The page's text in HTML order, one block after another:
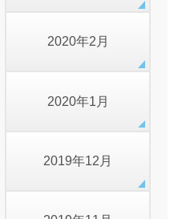
2020年2月
2020年1月
2019年12月